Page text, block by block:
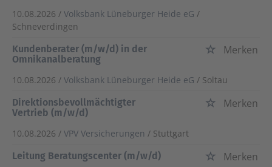
10.08.2026 / Volksbank Lüneburger Heide eG /
Schneverdingen
Kundenberater (m/w/d) in der
Omnikanalberatung
Merken
10.08.2026 / Volksbank Lüneburger Heide eG / Soltau
Direktionsbevollmächtigter
Vertrieb (m/w/d)
Merken
10.08.2026 / VPV Versicherungen / Stuttgart
Leitung Beratungscenter (m/w/d)
Merken